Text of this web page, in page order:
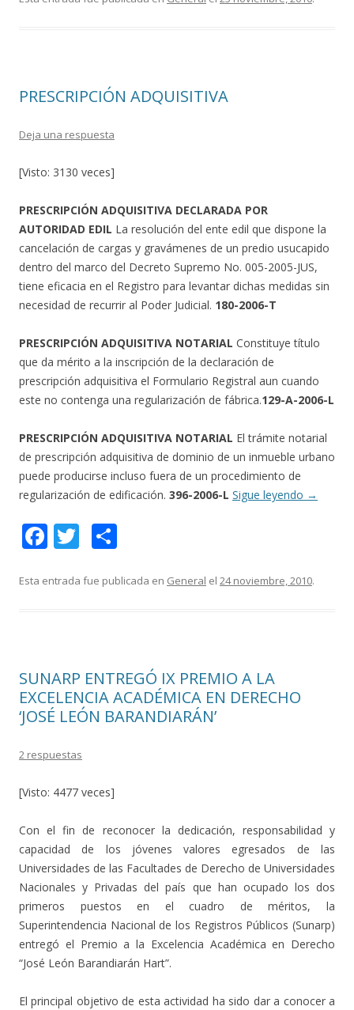
k r
PRESCRIPCIÓN ADQUISITIVA
Deja una respuesta
[Visto: 3130 veces]
PRESCRIPCIÓN ADQUISITIVA DECLARADA POR
AUTORIDAD EDIL La resolución del ente edil que dispone la
cancelación de cargas y gravámenes de un predio usucapido
dentro del marco del Decreto Supremo No. 005-2005-JUS,
tiene eficacia en el Registro para levantar dichas medidas sin
necesidad de recurrir al Poder Judicial. 180-2006-T
PRESCRIPCIÓN ADQUISITIVA NOTARIAL Constituye título
que da mérito a la inscripción de la declaración de
prescripción adquisitiva el Formulario Registral aun cuando
este no contenga una regularización de fábrica.129-A-2006-L
PRESCRIPCIÓN ADQUISITIVA NOTARIAL El trámite notarial
de prescripción adquisitiva de dominio de un inmueble urbano
puede producirse incluso fuera de un procedimiento de
regularización de edificación. 396-2006-L Sigue leyendo →
F
e
k
T
itt m
r
Esta entrada fue publicada en General el 24 noviembre, 2010.
SUNARP ENTREGÓ IX PREMIO A LA
EXCELENCIA ACADÉMICA EN DERECHO
‘JOSÉ LEÓN BARANDIARÁN’
2 respuestas
[Visto: 4477 veces]
Con el fin de reconocer la dedicación, responsabilidad y
capacidad de los jóvenes valores egresados de las
Universidades de las Facultades de Derecho de Universidades
Nacionales y Privadas del país que han ocupado los dos
primeros puestos en el cuadro de méritos, la
Superintendencia Nacional de los Registros Públicos (Sunarp)
entregó el Premio a la Excelencia Académica en Derecho
“José León Barandiarán Hart”.
El principal objetivo de esta actividad ha sido dar a conocer a